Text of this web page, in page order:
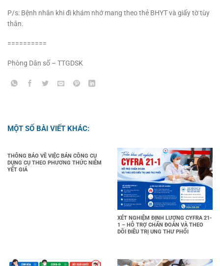
P/s: Bệnh nhân khi đi khám nhớ mang theo thẻ BHYT và giấy tờ tùy
thân.
==========
Phòng Dân số – TTGDSK
MỘT SỐ BÀI VIẾT KHÁC:
THÔNG BÁO VỀ VIỆC BÁN CÔNG CỤ
DỤNG CỤ THEO PHƯƠNG THỨC NIÊM
YẾT GIÁ
XÉT NGHIỆM ĐỊNH LƯỢNG CYFRA 21-
1 – HỖ TRỢ CHẨN ĐOÁN VÀ THEO
DÕI ĐIỀU TRỊ UNG THƯ PHỔI